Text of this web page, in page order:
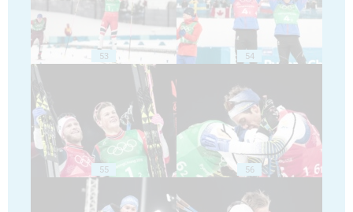
53 54
55 56